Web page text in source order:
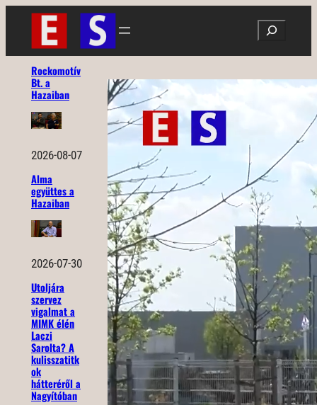
Ugrás
tartalomhoz
Search
Rockomotív
Bt. a
Hazaiban
2026-08-07
Alma
együttes a
Hazaiban
2026-07-30
Utoljára
szervez
vigalmat a
MIMK élén
Laczi
Sarolta? A
kulisszatitk
ok
hátteréről a
Nagyítóban